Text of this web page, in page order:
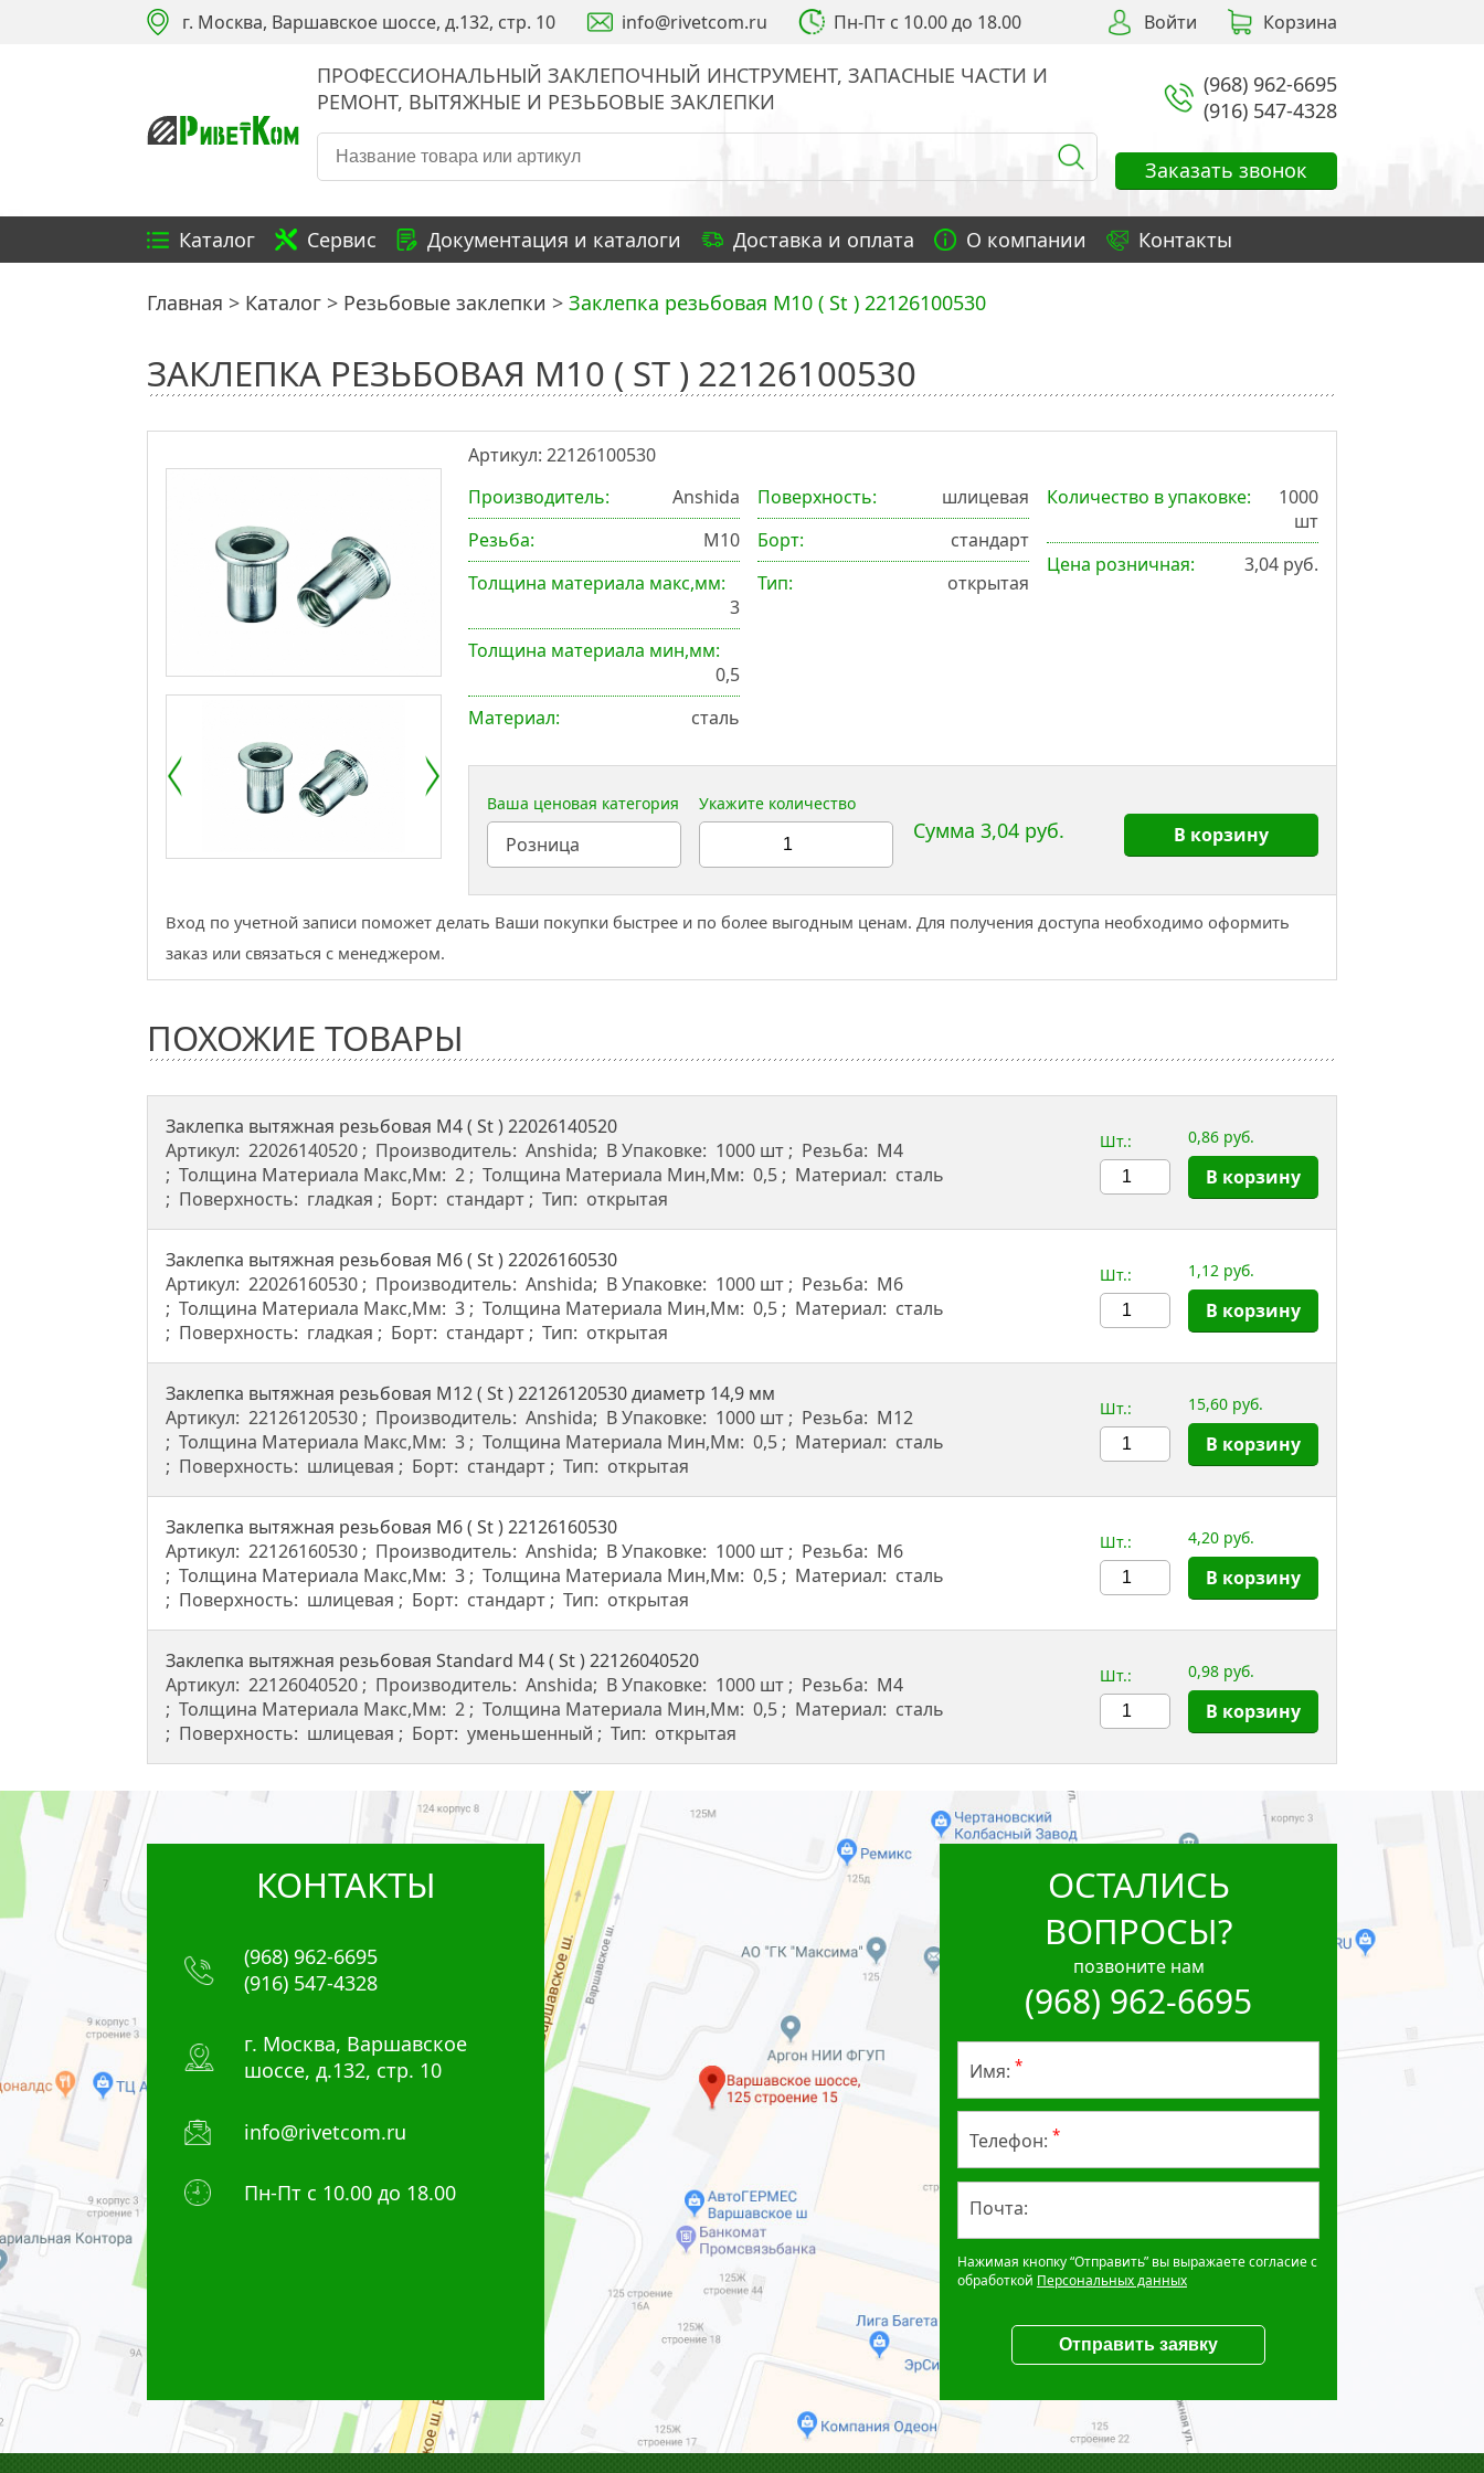
г. Москва, Варшавское шоссе, д.132, стр. 10 info@rivetcom.ru Пн-Пт с 10.00 до 18.00 Войти Корзина
ПРОФЕССИОНАЛЬНЫЙ ЗАКЛЕПОЧНЫЙ ИНСТРУМЕНТ, ЗАПАСНЫЕ ЧАСТИ И
РЕМОНТ, ВЫТЯЖНЫЕ И РЕЗЬБОВЫЕ ЗАКЛЕПКИ
(968) 962-6695
(916) 547-4328
Заказать звонок
Каталог Сервис Документация и каталоги Доставка и оплата О компании Контакты
Главная Каталог Резьбовые заклепки Заклепка резьбовая M10 ( St ) 22126100530
ЗАКЛЕПКА РЕЗЬБОВАЯ M10 ( ST ) 22126100530
Артикул: 22126100530
Производитель:
Anshida
Резьба:
М10
Толщина материала макс,мм:
3
Толщина материала мин,мм:
0,5
Материал:
сталь
Поверхность:
шлицевая
Борт:
стандарт
Тип:
открытая
Количество в упаковке:
1000
шт
Цена розничная:
3,04 руб.
Ваша ценовая категория
Розница
Укажите количество
Сумма 3,04 руб. В корзину
Вход по учетной записи поможет делать Ваши покупки быстрее и по более выгодным ценам. Для получения доступа необходимо оформить
заказ или связаться с менеджером.
ПОХОЖИЕ ТОВАРЫ
Заклепка вытяжная резьбовая M4 ( St ) 22026140520
Артикул: 22026140520 Производитель: Anshida В Упаковке: 1000 шт Резьба: М4
Толщина Материала Макс,мм: 2 Толщина Материала Мин,мм: 0,5 Материал: сталь
Поверхность: гладкая Борт: стандарт Тип: открытая
Шт.: 0,86 руб.
В корзину
Заклепка вытяжная резьбовая M6 ( St ) 22026160530
Артикул: 22026160530 Производитель: Anshida В Упаковке: 1000 шт Резьба: М6
Толщина Материала Макс,мм: 3 Толщина Материала Мин,мм: 0,5 Материал: сталь
Поверхность: гладкая Борт: стандарт Тип: открытая
Шт.: 1,12 руб.
В корзину
Заклепка вытяжная резьбовая M12 ( St ) 22126120530 диаметр 14,9 мм
Артикул: 22126120530 Производитель: Anshida В Упаковке: 1000 шт Резьба: М12
Толщина Материала Макс,мм: 3 Толщина Материала Мин,мм: 0,5 Материал: сталь
Поверхность: шлицевая Борт: стандарт Тип: открытая
Шт.: 15,60 руб.
В корзину
Заклепка вытяжная резьбовая M6 ( St ) 22126160530
Артикул: 22126160530 Производитель: Anshida В Упаковке: 1000 шт Резьба: М6
Толщина Материала Макс,мм: 3 Толщина Материала Мин,мм: 0,5 Материал: сталь
Поверхность: шлицевая Борт: стандарт Тип: открытая
Шт.: 4,20 руб.
В корзину
Заклепка вытяжная резьбовая Standard M4 ( St ) 22126040520
Артикул: 22126040520 Производитель: Anshida В Упаковке: 1000 шт Резьба: М4
Толщина Материала Макс,мм: 2 Толщина Материала Мин,мм: 0,5 Материал: сталь
Поверхность: шлицевая Борт: уменьшенный Тип: открытая
Шт.: 0,98 руб.
В корзину
КОНТАКТЫ
(968) 962-6695
(916) 547-4328
г. Москва, Варшавское
шоссе, д.132, стр. 10
info@rivetcom.ru
Пн-Пт с 10.00 до 18.00
ОСТАЛИСЬ
ВОПРОСЫ?
позвоните нам
(968) 962-6695
Имя: *
Телефон: *
Почта:
Нажимая кнопку “Отправить” вы выражаете согласие с
обработкой Персональных данных